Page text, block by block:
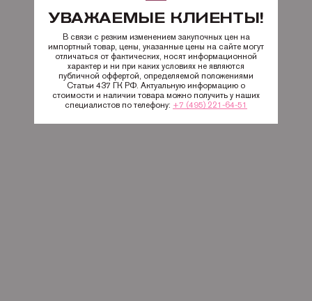
УВАЖАЕМЫЕ КЛИЕНТЫ!
В связи с резким изменением закупочных цен на
импортный товар, цены, указанные цены на сайте могут
отличаться от фактических, носят информационной
характер и ни при каких условиях не являются
публичной оффертой, определяемой положениями
Статьи 437 ГК РФ. Актуальную информацию о
стоимости и наличии товара можно получить у наших
специалистов по телефону: +7 (495) 221-64-51